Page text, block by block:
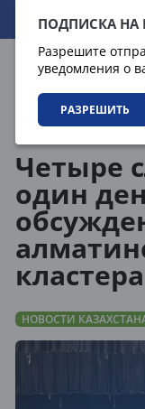
ПОДПИСКА НА
Разрешите
уведомления о
РАЗРЕШИТЬ
07.08.2026
Четыре
один
кластера
НОВОСТИ